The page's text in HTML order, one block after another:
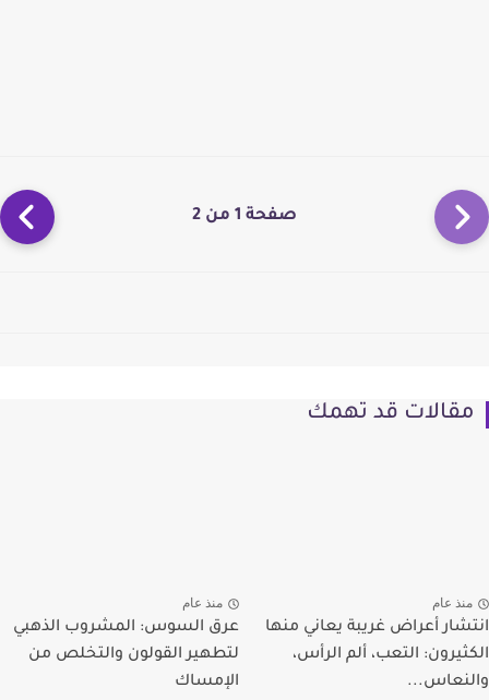
صفحة 1 من 2
مقالات قد تهمك
منذ عام
انتشار أعراض غريبة يعاني منها
الكثيرون: التعب، ألم الرأس،
والنعاس...
منذ عام
عرق السوس: المشروب الذهبي
لتطهير القولون والتخلص من
الإمساك